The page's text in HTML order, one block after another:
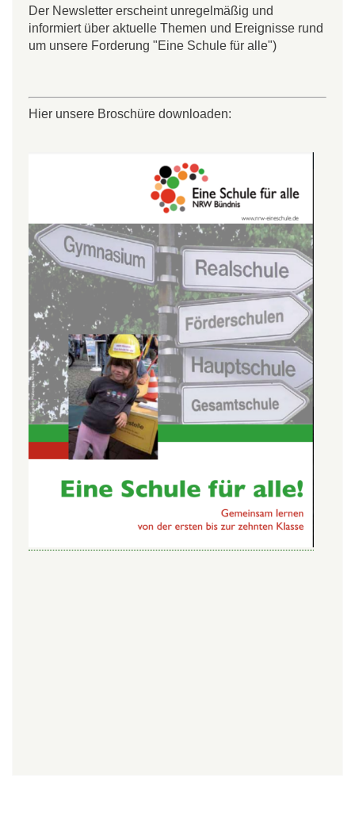
Der Newsletter erscheint unregelmäßig und
informiert über aktuelle Themen und Ereignisse rund
um unsere Forderung "Eine Schule für alle")
Hier unsere Broschüre downloaden: